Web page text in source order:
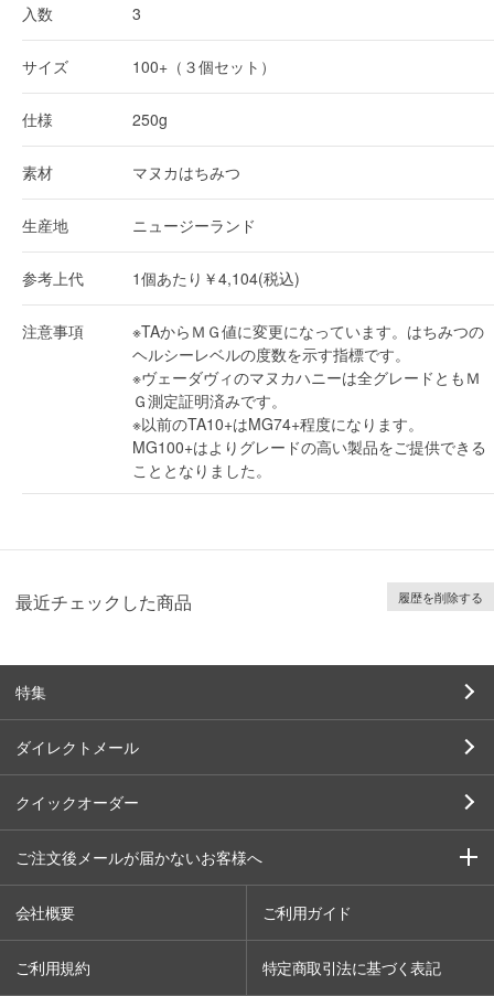
入数 3
サイズ 100+（３個セット）
仕様 250g
素材 マヌカはちみつ
生産地 ニュージーランド
参考上代 1個あたり￥4,104(税込)
注意事項
※TAからＭＧ値に変更になっています。はちみつの
ヘルシーレベルの度数を示す指標です。
※ヴェーダヴィのマヌカハニーは全グレードともＭ
Ｇ測定証明済みです。
※以前のTA10+はMG74+程度になります。
MG100+はよりグレードの高い製品をご提供できる
こととなりました。
最近チェックした商品 履歴を削除する
特集
ダイレクトメール
クイックオーダー
ご注文後メールが届かないお客様へ
会社概要 ご利用ガイド
ご利用規約 特定商取引法に基づく表記